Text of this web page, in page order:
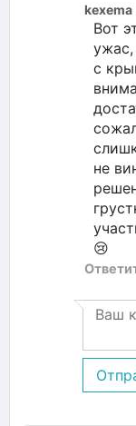
kexema
Вот
ужас,
с
не
😢